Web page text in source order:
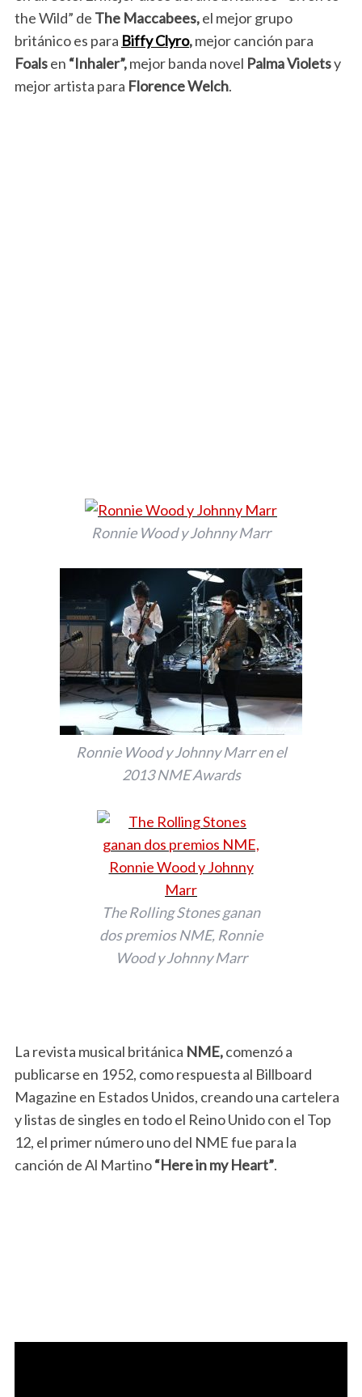
the Wild” de The Maccabees,el mejor grupo
británico es para Biffy Clyro,mejor canción para
Foalsen “Inhaler”,mejor banda novel Palma Violetsy
mejor artista para Florence Welch.
Ronnie Wood y Johnny Marr
Ronnie Wood y Johnny Marr en el
2013 NME Awards
The Rolling Stones ganan
dos premios NME, Ronnie
Wood y Johnny Marr
La revista musical británica NME,comenzó a
publicarse en 1952, como respuesta al Billboard
Magazine en Estados Unidos, creando una cartelera
y listas de singles en todo el Reino Unido con el Top
12, el primer número uno del NME fue para la
canción de Al Martino“Here in my Heart”.